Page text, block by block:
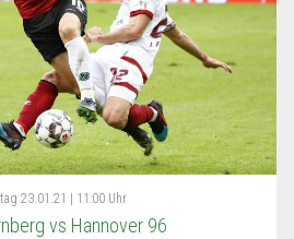
23.01.21 | 11:00 Uhr
vs Hannover 96